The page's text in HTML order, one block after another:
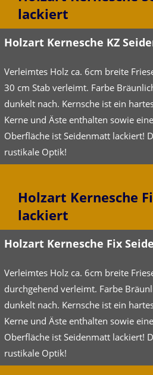
lackiert
Holzart Kernesche KZ
Verleimtes Holz ca. 6cm breite
30 cm Stab verleimt. Farbe
dunkelt nach. Kernsche ist ein
Kerne und Äste enthalten sowie
Oberfläche ist Seidenmatt lackiert!
rustikale Optik!
Holzart Kernesche
lackiert
Holzart Kernesche Fix
Verleimtes Holz ca. 6cm breite
durchgehend verleimt. Farbe
dunkelt nach. Kernsche ist ein
Kerne und Äste enthalten sowie
Oberfläche ist Seidenmatt lackiert!
rustikale Optik!